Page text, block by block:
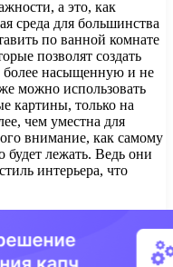
а это, как
среда для большинства
по ванной комнате
позволят создать
насыщенную и не
можно использовать
картины, только на
чем уместна для
внимание, как самому
лежать. Ведь они
интерьера, что